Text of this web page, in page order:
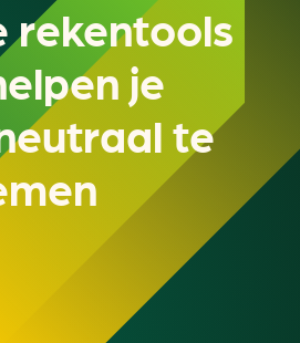
rekentools
je
te